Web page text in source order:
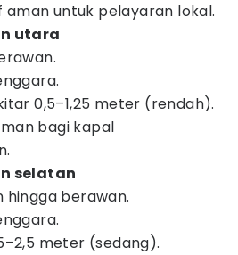
untuk pelayaran lokal.
utara
0,5–1,25 meter (rendah).
bagi kapal
selatan
hingga berawan.
meter (sedang).